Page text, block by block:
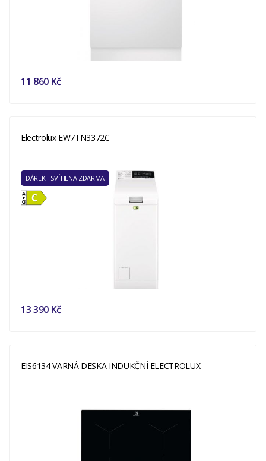
11 860 Kč
Electrolux EW7TN3372C
DÁREK - SVÍTILNA ZDARMA
13 390 Kč
EIS6134 VARNÁ DESKA INDUKČNÍ ELECTROLUX